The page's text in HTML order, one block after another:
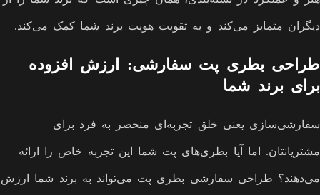
دیگران متمایز می‌کند و به تقویت هویت برند شما کمک می‌کند.
طراحی بطری پت سفارشی: ارزش افزوده
برای برند شما
سفارشی‌سازی یعنی خلق تجربه‌ای منحصر به فرد برای
مشتریانتان. اما آیا بطری‌های پت شما این تجربه خاص را ارائه
می‌دهند؟ طراحی سفارشی بطری پت می‌تواند به برند شما ارزش